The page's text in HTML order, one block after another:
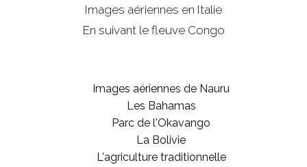
Images aériennes en Italie
En suivant le fleuve Congo
Images aériennes de Nauru
Les Bahamas
Parc de l'Okavango
La Bolivie
L'agriculture traditionnelle